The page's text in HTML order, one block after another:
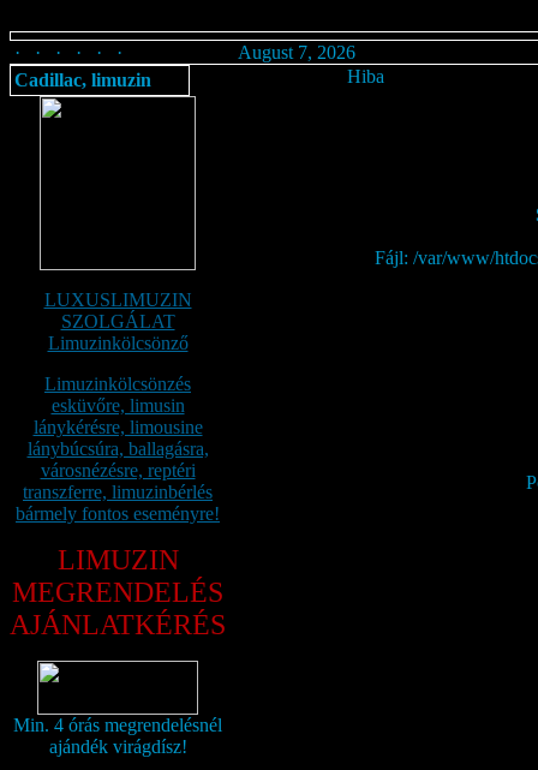
· · · · · ·
August 7, 2026
Cadillac, limuzin
LUXUSLIMUZIN
SZOLGÁLAT
Limuzinkölcsönző
Limuzinkölcsönzés
esküvőre, limusin
lánykérésre, limousine
lánybúcsúra, ballagásra,
városnézésre, reptéri
transzferre, limuzinbérlés
bármely fontos eseményre!
LIMUZIN
MEGRENDELÉS
AJÁNLATKÉRÉS
Min. 4 órás megrendelésnél
ajándék virágdísz!
Hiba
Fájl: /var/www/